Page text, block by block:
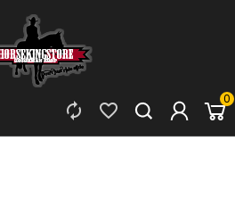
0

